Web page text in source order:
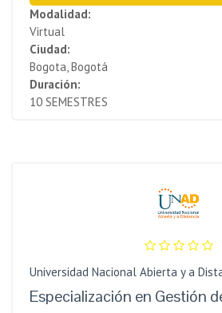
Modalidad:
Virtual
Ciudad:
Bogota, Bogotá
Duración:
10 SEMESTRES
Universidad Nacional Abierta y a
Especialización en Gestión